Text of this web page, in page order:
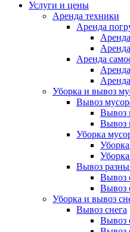
Услуги и цены
Аренда техники
Аренда
Аренда
Уборка и вывоз
Вывоз
Вывоз
Вывоз
Уборка
Вывоз
Вывоз
Вывоз
Уборка и вывоз
Вывоз снега
Вывоз